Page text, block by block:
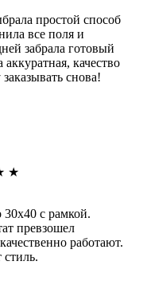
простой способ
все поля и
забрала готовый
аккуратная, качество
снова!
★
30х40 с рамкой.
превзошел
работают.